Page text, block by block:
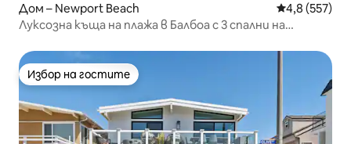
Дом – Newport Beach Средна
4,8 (557)
Луксозна къща на плажа в Балбоа с 3 спални на
Избор на гостите
Избор на гостите